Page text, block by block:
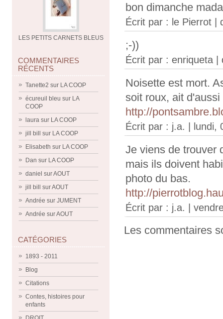
LES PETITS CARNETS BLEUS
COMMENTAIRES
RÉCENTS
Tanette2 sur LA COOP
écureuil bleu sur LA
COOP
laura sur LA COOP
jill bill
sur LA COOP
Elisabeth sur LA COOP
Dan sur LA COOP
daniel surAOUT
jill bill
surAOUT
Andrée sur JUMENT
Andrée surAOUT
CATÉGORIES
1893 - 2011
Blog
Citations
Contes, histoires pour
enfants
bon dimanche
Écrit par : le Pierrot |
;-))
Écrit par : enriqueta |
Noisette est mort.
soit roux, ait
http://
Écrit par : j.a. | lundi,
Je viens de trouver
mais ils doivent
photo du bas.
http://
Écrit par : j.a. |
Les commentaires